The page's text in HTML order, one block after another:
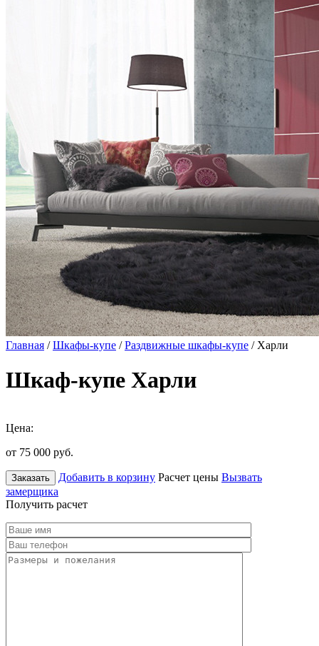
Главная /Шкафы-купе /Раздвижные шкафы-купе / Харли
Шкаф-купе Харли
Цена:
от 75 000 руб.
Заказать Добавить в корзину Расчет цены Вызвать
замерщика
Получить расчет